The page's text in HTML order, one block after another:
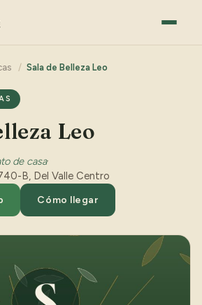
/ Sala de Belleza Leo
Leo
de casa·
B, Del Valle Centro
Cómo llegar